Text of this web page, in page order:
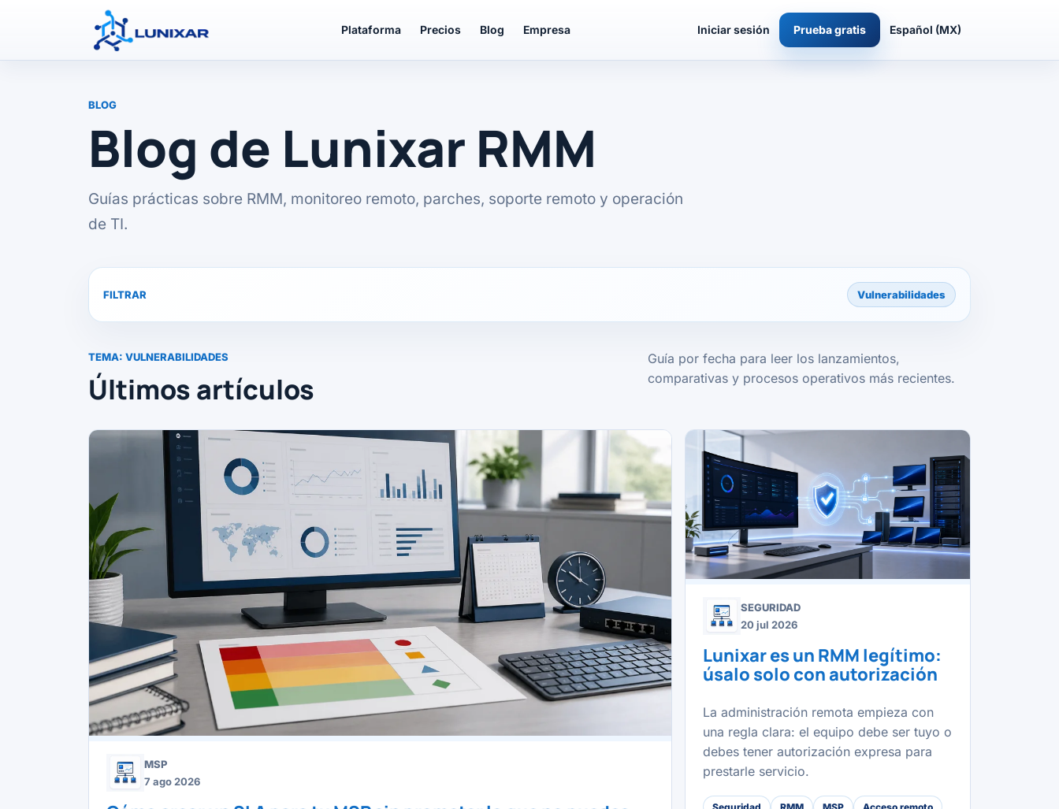
Plataforma Precios Blog Empresa Iniciar sesión Prueba gratis Español (MX)
BLOG
Blog de Lunixar RMM
Guías prácticas sobre RMM, monitoreo remoto, parches, soporte remoto y operación
de TI.
FILTRAR Vulnerabilidades
TEMA: VULNERABILIDADES
Últimos artículos
Guía por fecha para leer los lanzamientos,
comparativas y procesos operativos más recientes.
MSP
7 ago 2026
SEGURIDAD
20 jul 2026
Lunixar es un RMM legítimo:
úsalo solo con autorización
La administración remota empieza con
una regla clara: el equipo debe ser tuyo o
debes tener autorización expresa para
prestarle servicio.